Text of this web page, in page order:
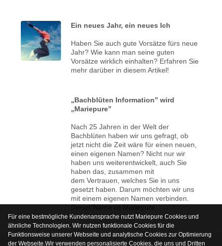
Ein neues Jahr, ein neues Ich
Haben Sie auch gute Vorsätze fürs neue
Jahr? Wie kann man seine guten
Vorsätze wirklich einhalten? Erfahren Sie
mehr darüber in diesem Artikel!
„Bachblüten Information” wird
„Mariepure”
Nach 25 Jahren in der Welt der
Bachblüten haben wir uns gefragt, ob
jetzt nicht die Zeit wäre für einen neuen,
einen eigenen Namen? Nicht nur wir
haben uns weiterentwickelt, auch Sie
haben das, zusammen mit
dem Vertrauen, welches Sie in uns
gesetzt haben. Darum möchten wir uns
mit einem eigenen Namen verbinden.
Dieser Name ist Mariepure.
Für eine bestmögliche Kundenansprache nutzt Mariepure Cookies und
ähnliche Technologien. Wir nutzen funktionale Cookies für die
Funktionsweise unserer Webseite und analytische Cookies zur Optimierung
der Webseite.Wir verwenden personalisierte Cookies, die uns und Dritten